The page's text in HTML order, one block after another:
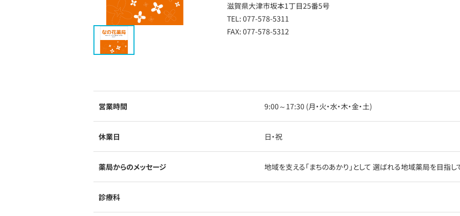
滋賀県大津市坂本1丁目25番5号
TEL: 077-578-5311
FAX: 077-578-5312
営業時間 9:00～17:30 (月・火・水・木・金・土)
休業日 日・祝
薬局からのメッセージ 地域を支える「まちのあかり」として 選ばれる地域薬局を目指し
診療科